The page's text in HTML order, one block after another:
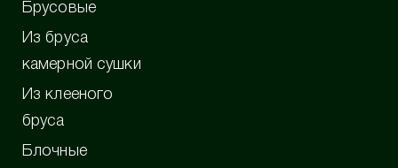
Брусовые
Из бруса
камерной сушки
Из клееного
бруса
Блочные